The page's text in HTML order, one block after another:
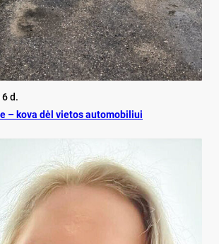
d.
– ko­va dėl vie­tos au­to­mo­bi­liui